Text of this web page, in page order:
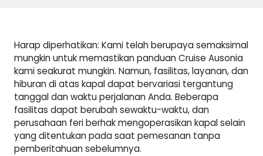
Harap diperhatikan: Kami telah berupaya semaksimal
mungkin untuk memastikan panduan Cruise Ausonia
kami seakurat mungkin. Namun, fasilitas, layanan, dan
hiburan di atas kapal dapat bervariasi tergantung
tanggal dan waktu perjalanan Anda. Beberapa
fasilitas dapat berubah sewaktu-waktu, dan
perusahaan feri berhak mengoperasikan kapal selain
yang ditentukan pada saat pemesanan tanpa
pemberitahuan sebelumnya.